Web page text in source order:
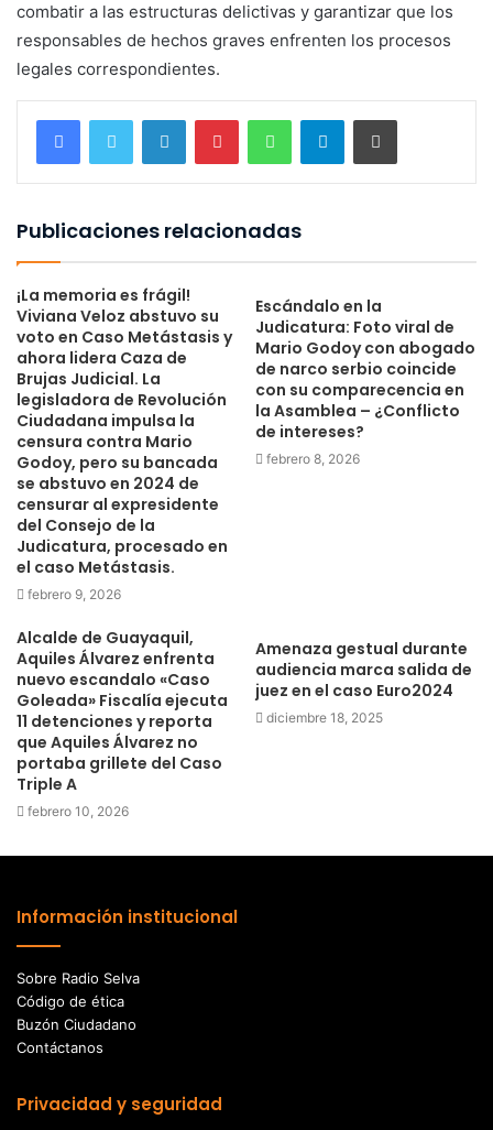
combatir a las estructuras delictivas y garantizar que los
responsables de hechos graves enfrenten los procesos
legales correspondientes.
LinkedInPinterestWhatsAppTelegramImprimir
Publicaciones relacionadas
¡La memoria es frágil!
Viviana Veloz abstuvo su
voto en Caso Metástasis y
ahora lidera Caza de
Brujas Judicial. La
legisladora de Revolución
Ciudadana impulsa la
censura contra Mario
Godoy, pero su bancada
se abstuvo en 2024 de
censurar al expresidente
del Consejo de la
Judicatura, procesado en
el caso Metástasis.
febrero 9, 2026
Escándalo en la
Judicatura: Foto viral de
Mario Godoy con abogado
de narco serbio coincide
con su comparecencia en
la Asamblea – ¿Conflicto
de intereses?
febrero 8, 2026
Alcalde de Guayaquil,
Aquiles Álvarez enfrenta
nuevo escandalo «Caso
Goleada» Fiscalía ejecuta
11 detenciones y reporta
que Aquiles Álvarez no
portaba grillete del Caso
Triple A
febrero 10, 2026
Amenaza gestual durante
audiencia marca salida de
juez en el caso Euro2024
diciembre 18, 2025
Información institucional
Sobre Radio Selva
Código de ética
Buzón Ciudadano
Contáctanos
Privacidad y seguridad